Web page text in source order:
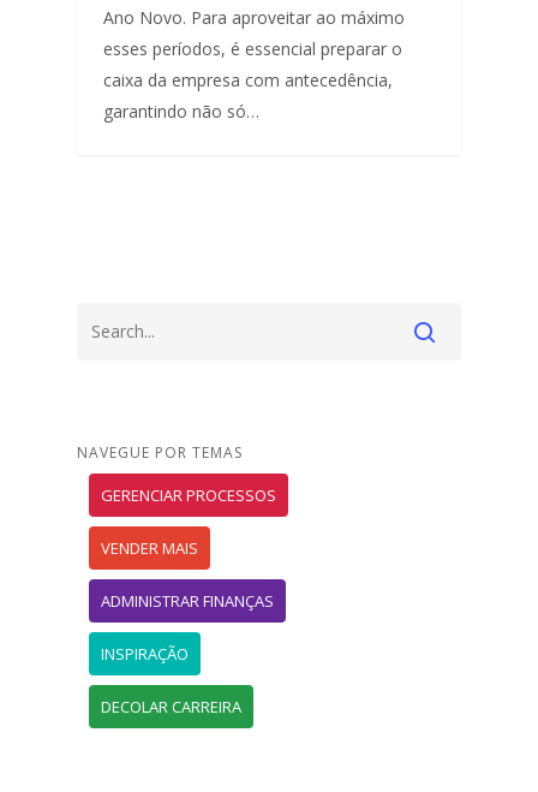
Ano Novo. Para aproveitar ao máximo
esses períodos, é essencial preparar o
caixa da empresa com antecedência,
garantindo não só…
NAVEGUE POR TEMAS
GERENCIAR PROCESSOS
VENDER MAIS
ADMINISTRAR FINANÇAS
INSPIRAÇÃO
DECOLAR CARREIRA